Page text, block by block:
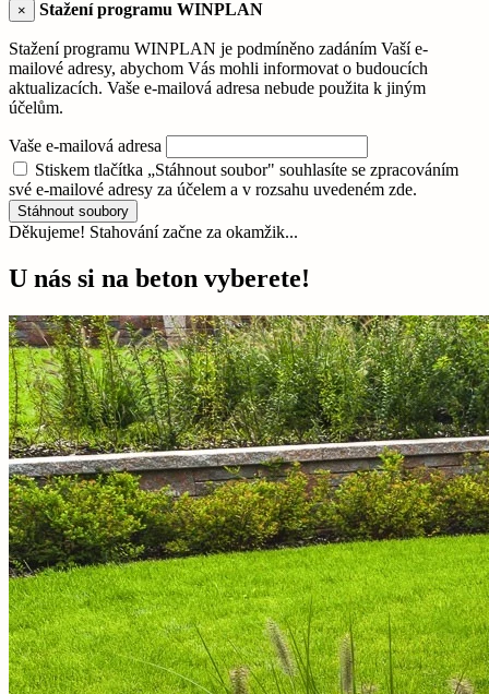
× Stažení programu WINPLAN
Stažení programu WINPLAN je podmíněno zadáním Vaší e-
mailové adresy, abychom Vás mohli informovat o budoucích
aktualizacích. Vaše e-mailová adresa nebude použita k jiným
účelům.
Vaše e-mailová adresa
Stiskem tlačítka „Stáhnout soubor" souhlasíte se zpracováním
své e-mailové adresy za účelem a v rozsahu uvedeném zde.
Stáhnout soubory
Děkujeme! Stahování začne za okamžik...
U nás si na beton vyberete!